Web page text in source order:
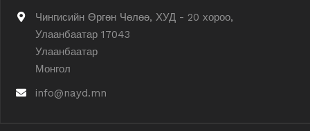
Чингисийн Өргөн Чөлөө, ХУД - 20 хороо,
Улаанбаатар 17043
Улаанбаатар
Монгол
info@nayd.mn